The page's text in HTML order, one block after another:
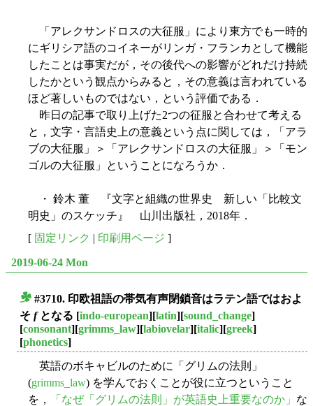
「アレクサンドロスの大征服」により東方でも一時的
にギリシア語のコイネーがリンガ・フランカとして機能
したことは事実だが，その後代への影響がどれだけ持続
したかという観点からみると，その意義は言われている
ほど著しいものではない，という評価である．
昨日の記事で取り上げた2つの征服と合わせて考える
と，文字・言語史上の意義という点に関しては，「アラ
ブの大征服」＞「アレクサンドロスの大征服」＞「モン
ゴルの大征服」ということになろうか．
・ 鈴木 董 『文字と組織の世界史 新しい「比較文
明史」のスケッチ』 山川出版社，2018年．
[ 固定リンク | 印刷用ページ ]
2019-06-24 Mon
#3710. 印欧祖語の帯気有声閉鎖音はラテン語ではおよ
そ fとなる [indo-european][latin][sound_change]
[consonant][grimms_law][labiovelar][italic][greek]
[phonetics]
英語のボキャビルのために「グリムの法則」
(grimms_law) を学んでおくことが役に立つということ
を，
「なぜ「グリムの法則」が英語史上重要なのか」 な